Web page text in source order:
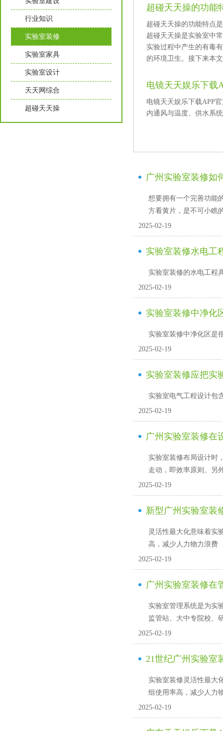
行业知识
实验室装修
实验室家具
实验室设计
天天网综合
超碰天天操
超碰天天操的功能
超碰天天操的功能特点是
超碰天天操是实验室中常
实验过程中产生的有毒有
的环境卫生。接下来
电镜天天娱乐下载
电镜天天娱乐下载APP官方
内通风与温度、供水系统
广州实验室装修如
想要拥有一个完善功能的
方看黄片，是不可小瞧的
2025-02-19
实验室装修水电工
实验室装修的水电工程具
2025-02-19
实验室装修中净化区
实验室装修中净化区是很
2025-02-19
实验室装修应把实
实验室电气工程设计包含强
2025-02-19
广州实验室装修在
实验室装修布局设计时
走动，即效率原则
2025-02-19
新型广州实验室装
灵活性最大化意味着实验
高，减少人力物力浪费
2025-02-19
广州实验室装修在
实验室管理系统是为实验
监管站、大中专院校
2025-02-19
21世纪广州实验室
实验室装修灵活性最大化
组使用率高，减少人
2025-02-19